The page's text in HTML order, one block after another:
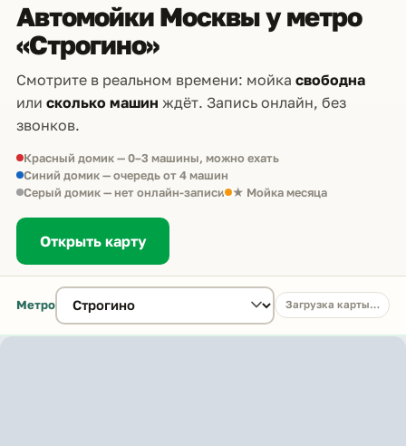
Автомойки Москвы у метро
«Строгино»
Смотрите в реальном времени: мойка свободна
или сколько машин ждёт. Запись онлайн, без
звонков.
Красный домик — 0–3 машины, можно ехать
Синий домик — очередь от 4 машин
Серый домик — нет онлайн-записи ★ Мойка месяца
Открыть карту
Метро Загрузка карты…